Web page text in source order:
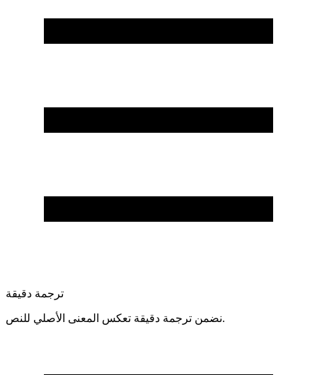
ترجمة دقيقة
نضمن ترجمة دقيقة تعكس المعنى الأصلي للنص.